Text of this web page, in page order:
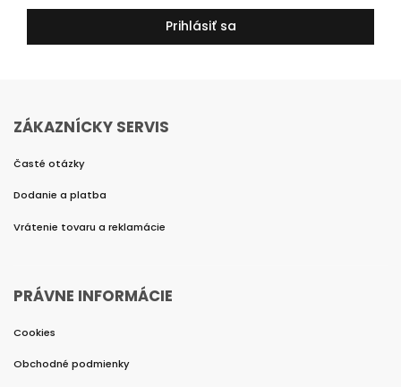
Prihlásiť sa
ZÁKAZNÍCKY SERVIS
Časté otázky
Dodanie a platba
Vrátenie tovaru a reklamácie
PRÁVNE INFORMÁCIE
Cookies
Obchodné podmienky